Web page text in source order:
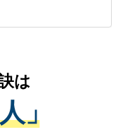
。お預かりし
はご本人の許可
いての厳密な
みに付与され
得済みです。
の状況や紹介
アドバイスを
ご転職をされ
トが可能です
は
」